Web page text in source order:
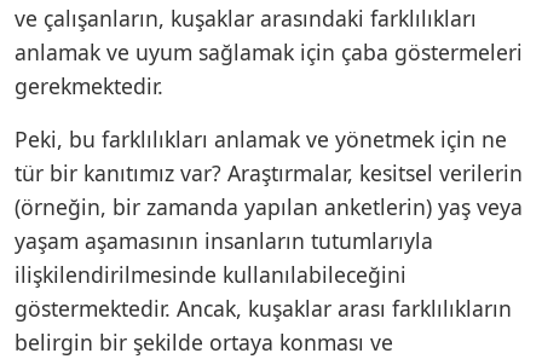
ve çalışanların, kuşaklar arasındaki farklılıkları
anlamak ve uyum sağlamak için çaba göstermeleri
gerekmektedir.
Peki, bu farklılıkları anlamak ve yönetmek için ne
tür bir kanıtımız var? Araştırmalar, kesitsel verilerin
(örneğin, bir zamanda yapılan anketlerin) yaş veya
yaşam aşamasının insanların tutumlarıyla
ilişkilendirilmesinde kullanılabileceğini
göstermektedir. Ancak, kuşaklar arası farklılıkların
belirgin bir şekilde ortaya konması ve